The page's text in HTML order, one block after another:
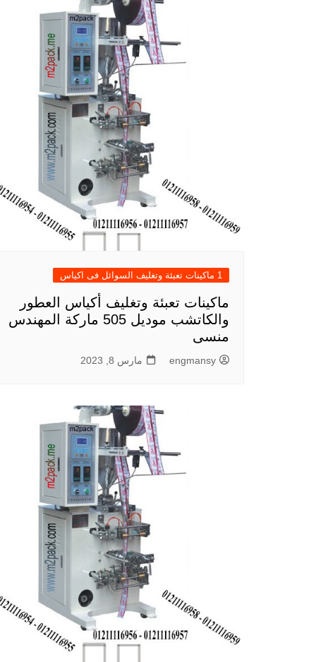
1 ماكينات تعبئة وتغليف السوائل فى اكياس
ماكينات تعبئة وتغليف أكياس العطور
والكاتشب موديل 505 ماركة المهندس
منسى
engmansy مارس 8, 2023